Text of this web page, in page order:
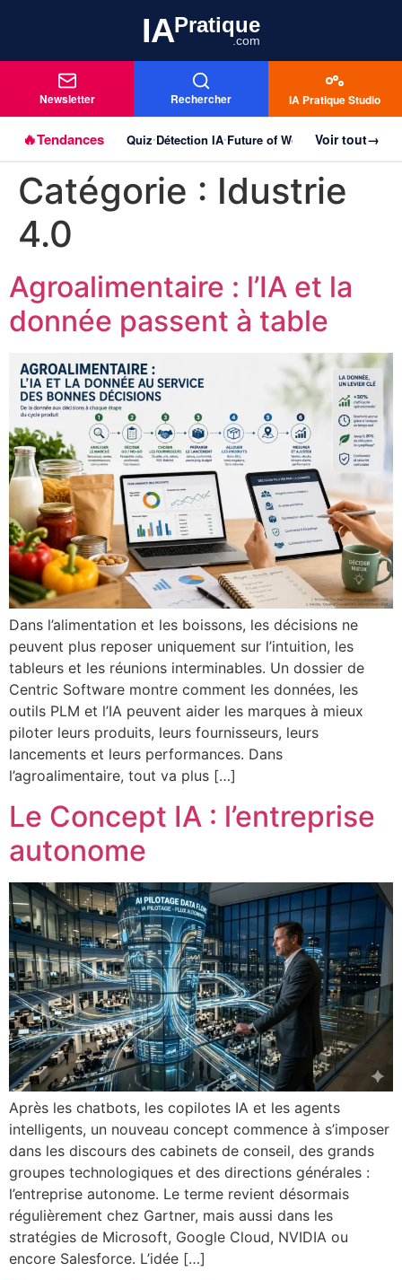
IAPratique
.com
Newsletter Rechercher IA Pratique Studio
🔥Tendances Quiz•Détection IA•Future of Work Agentique•
Voir tout→
Aller au
principal
Catégorie : Idustrie
4.0
Agroalimentaire : l’IA et la
donnée passent à table
Dans l’alimentation et les boissons, les décisions ne
peuvent plus reposer uniquement sur l’intuition, les
tableurs et les réunions interminables. Un dossier de
Centric Software montre comment les données, les
outils PLM et l’IA peuvent aider les marques à mieux
piloter leurs produits, leurs fournisseurs, leurs
lancements et leurs performances. Dans
l’agroalimentaire, tout va plus […]
Le Concept IA : l’entreprise
autonome
Après les chatbots, les copilotes IA et les agents
intelligents, un nouveau concept commence à s’imposer
dans les discours des cabinets de conseil, des grands
groupes technologiques et des directions générales :
l’entreprise autonome. Le terme revient désormais
régulièrement chez Gartner, mais aussi dans les
stratégies de Microsoft, Google Cloud, NVIDIA ou
encore Salesforce. L’idée […]